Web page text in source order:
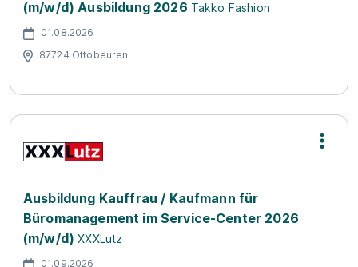
(m/w/d) Ausbildung 2026 Takko Fashion
01.08.2026
87724 Ottobeuren
Ausbildung Kauffrau / Kaufmann für
Büromanagement im Service-Center 2026
(m/w/d) XXXLutz
01.09.2026